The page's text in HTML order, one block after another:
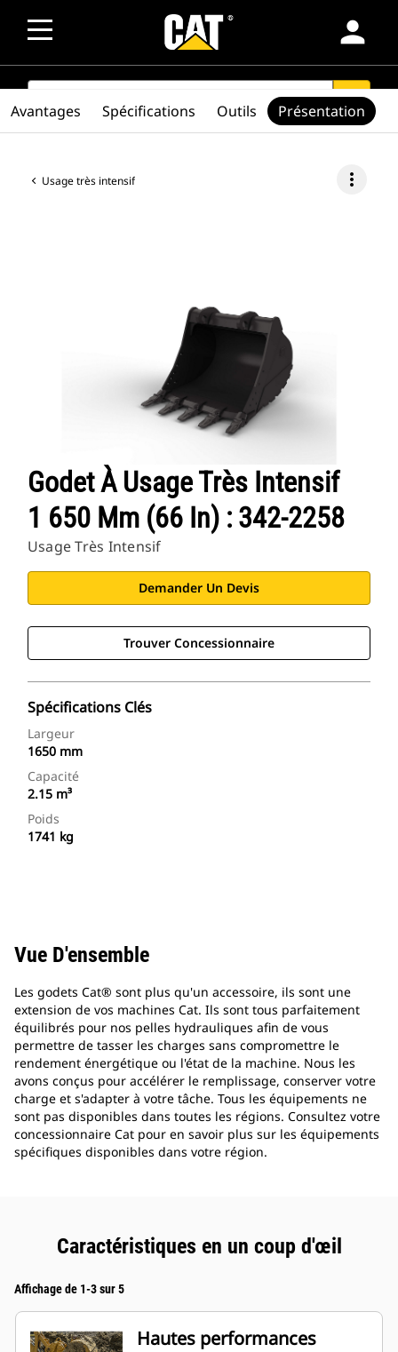
person
SEARCH search
Usage très intensif more_vert
Godet À Usage Très Intensif
1 650 Mm (66 In) : 342-2258
Usage Très Intensif
Demander Un Devis
Trouver Concessionnaire
Spécifications Clés
Largeur
1650 mm
Capacité
2.15 m³
Poids
1741 kg
Avantages Spécifications Outils Présentation
Vue D'ensemble
Les godets Cat® sont plus qu'un accessoire, ils sont une
extension de vos machines Cat. Ils sont tous parfaitement
équilibrés pour nos pelles hydrauliques afin de vous
permettre de tasser les charges sans compromettre le
rendement énergétique ou l'état de la machine. Nous les
avons conçus pour accélérer le remplissage, conserver votre
charge et s'adapter à votre tâche. Tous les équipements ne
sont pas disponibles dans toutes les régions. Consultez votre
concessionnaire Cat pour en savoir plus sur les équipements
spécifiques disponibles dans votre région.
Caractéristiques en un coup d'œil
Affichage de 1-3 sur 5
Hautes performances